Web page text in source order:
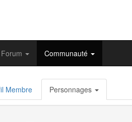
Forum Communauté
Membre Personnages